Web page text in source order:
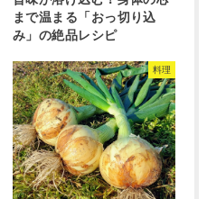
まで温まる「おっ切り込
み」の絶品レシピ
料理